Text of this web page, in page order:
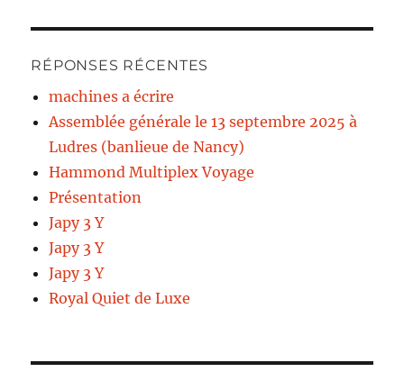
RÉPONSES RÉCENTES
machines a écrire
Assemblée générale le 13 septembre 2025 à
Ludres (banlieue de Nancy)
Hammond Multiplex Voyage
Présentation
Japy 3 Y
Japy 3 Y
Japy 3 Y
Royal Quiet de Luxe